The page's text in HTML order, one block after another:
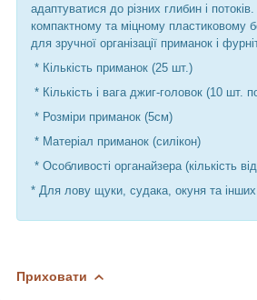
адаптуватися до різних глибин і
компактному та міцному пластиковому
для зручної організації приманок і
* Кількість приманок (25 шт.)
* Кількість і вага джиг-головок (10 шт.
* Розміри приманок (5см)
* Матеріал приманок (силікон)
* Особливості органайзера (кількість
* Для лову щуки, судака, окуня та інших
Приховати